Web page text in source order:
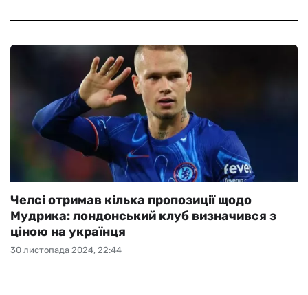
30 листопада 2024, 22:44
Челсі отримав кілька пропозиції щодо
Мудрика: лондонський клуб визначився з
ціною на українця